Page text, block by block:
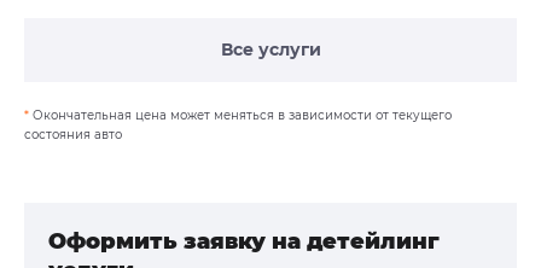
Все услуги
* Окончательная цена может меняться в зависимости от текущего
состояния авто
Оформить заявку на детейлинг